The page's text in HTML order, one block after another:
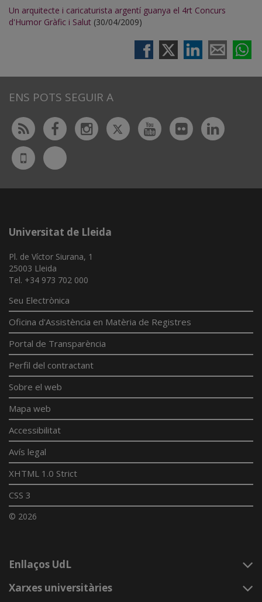
Un arquitecte i caricaturista argentí guanya el 4rt Concurs
d'Humor Gràfic i Salut (30/04/2009)
ENS POTS SEGUIR A
Rss FacebookInstagram
TwitterYoutubeFlickr
UdL
App
Bluesky
Universitat de Lleida
Pl. de Víctor Siurana, 1
25003 Lleida
Tel. +34 973 702 000
Seu Electrònica
Oficina d'Assistència en Matèria de Registres
Portal de Transparència
Perfil del contractant
Sobre el web
Mapa web
Accessibilitat
Avís legal
XHTML 1.0 Strict
CSS 3
© 2026
Enllaços UdL
Xarxes universitàries